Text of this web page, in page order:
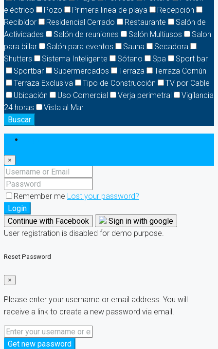
eléctrico
Pozo Primera linea de playa
Recepción
Recibidor
Residencial Cerrado Restaurante
Salón de
Actividades
Salón de reuniones Salón Multiusos
Salon
para billar
Salón para eventos Sauna
Secadora
Shutters
Sistema Inteligente Sótano Spa
Sport bar
Sportbar
Supermercados Terraza
Terraza Común
Terraza Exclusiva
Tipo de Construcción
TV por Cable
Ubicación
Uso Comercial Verja perimetral
Vigilancia
24 horas
Vista al Mar
Buscar
×
Remember me Lost your password?
Login
Continue with Facebook
Sign in with google
User registration is disabled for demo purpose.
Reset Password
×
Please enter your username or email address. You will
receive a link to create a new password via email.
Get new password